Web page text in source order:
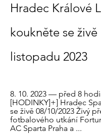
Hradec Králové
koukněte se živě
listopadu 2023
8. 10. 2023 — před 8
[HODINKY]+] Hradec
se živě 08/10/2023 Živý
fotbalového utkání
AC Sparta Praha a ...